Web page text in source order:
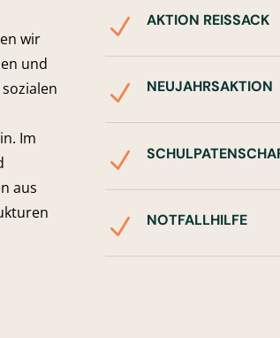
wir
und
Im
aus
N AKTION REISSACK
N NEUJAHRSAKTION
N
N NOTFALLHILFE